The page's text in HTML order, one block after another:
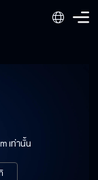
เท่านั้น